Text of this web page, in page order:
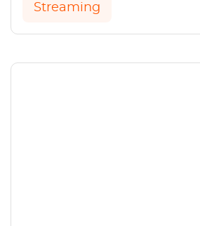
Streaming